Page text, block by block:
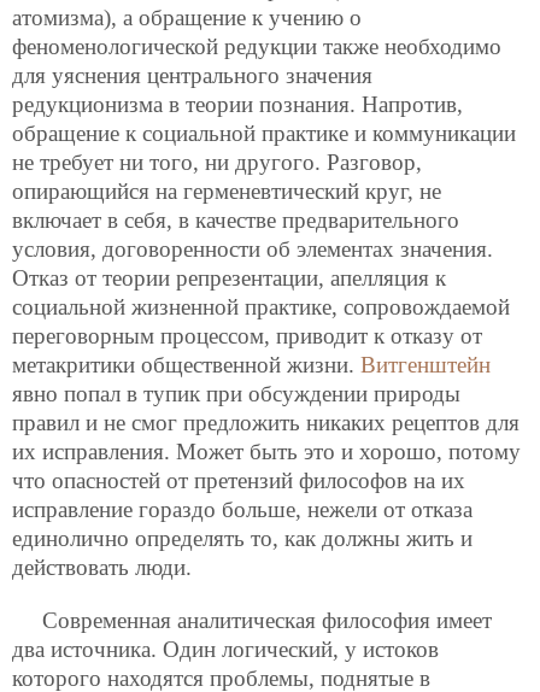
атомизма), а обращение к учению о
феноменологической редукции также необходимо
для уяснения центрального значения
редукционизма в теории познания. Напротив,
обращение к социальной практике и коммуникации
не требует ни того, ни другого. Разговор,
опирающийся на герменевтический круг, не
включает в себя, в качестве предварительного
условия, договоренности об элементах значения.
Отказ от теории репрезентации, апелляция к
социальной жизненной практике, сопровождаемой
переговорным процессом, приводит к отказу от
метакритики общественной жизни. Витгенштейн
явно попал в тупик при обсуждении природы
правил и не смог предложить никаких рецептов для
их исправления. Может быть это и хорошо, потому
что опасностей от претензий философов на их
исправление гораздо больше, нежели от отказа
единолично определять то, как должны жить и
действовать люди.
Современная аналитическая философия имеет
два источника. Один логический, у истоков
которого находятся проблемы, поднятые в